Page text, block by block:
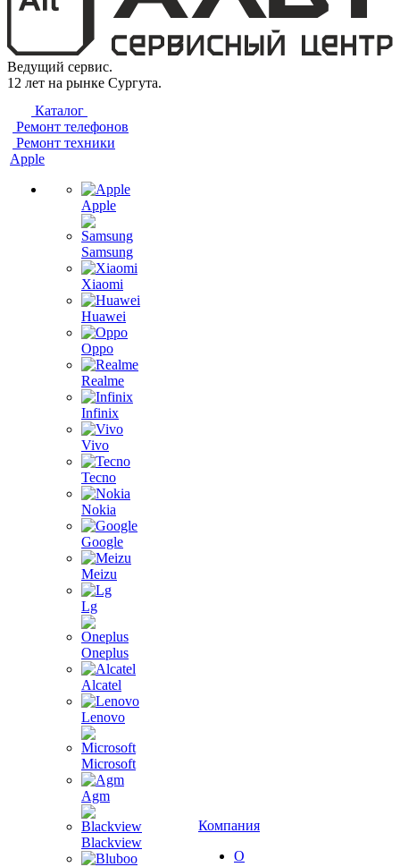
Ведущий сервис.
12 лет на рынке Сургута.
Каталог
Ремонт телефонов
Ремонт техники
Apple
Apple
Samsung
Xiaomi
Huawei
Oppo
Realme
Infinix
Vivo
Tecno
Nokia
Google
Meizu
Lg
Oneplus
Alcatel
Lenovo
Microsoft
Agm
Blackview
Компания
О